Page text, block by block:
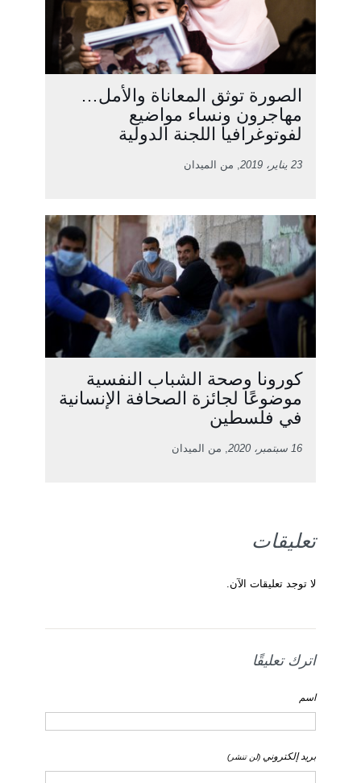
الصورة توثق المعاناة والأمل…
مهاجرون ونساء مواضيع
لفوتوغرافيا اللجنة الدولية
23 يناير، 2019 , من الميدان
كورونا وصحة الشباب النفسية
موضوعًا لجائزة الصحافة الإنسانية
في فلسطين
16 سبتمبر، 2020 , من الميدان
تعليقات
لا توجد تعليقات الآن.
اترك تعليقًا
اسم
بريد إلكتروني (لن تنشر)